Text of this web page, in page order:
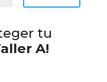
tu
A!